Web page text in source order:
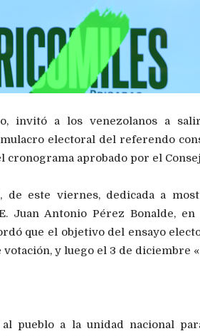
invitó a los venezolanos a
electoral del referendo
cronograma aprobado por el
de este viernes, dedicada a
Juan Antonio Pérez Bonalde,
que el objetivo del ensayo
y luego el 3 de diciembre
pueblo a la unidad nacional